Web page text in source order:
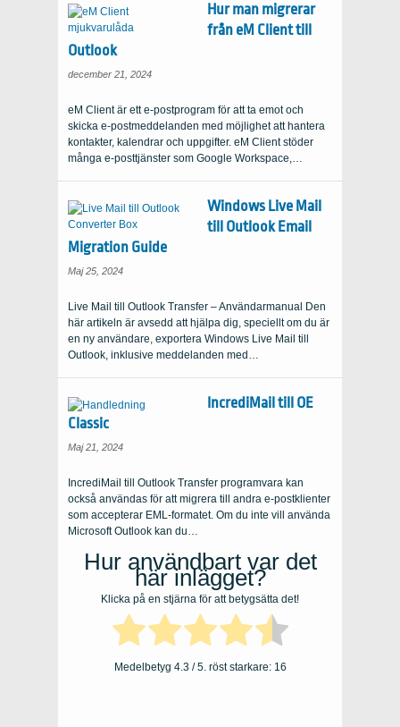
Hur man migrerar
från eM Client till
Outlook
december 21, 2024
eM Client är ett e-postprogram för att ta emot och
skicka e-postmeddelanden med möjlighet att hantera
kontakter, kalendrar och uppgifter. eM Client stöder
många e-posttjänster som Google Workspace,…
Windows Live Mail
till Outlook Email
Migration Guide
Maj 25, 2024
Live Mail till Outlook Transfer – Användarmanual Den
här artikeln är avsedd att hjälpa dig, speciellt om du är
en ny användare, exportera Windows Live Mail till
Outlook, inklusive meddelanden med…
IncrediMail till OE
Classic
Maj 21, 2024
IncrediMail till Outlook Transfer programvara kan
också användas för att migrera till andra e-postklienter
som accepterar EML-formatet. Om du inte vill använda
Microsoft Outlook kan du…
Hur användbart var det
här inlägget?
Klicka på en stjärna för att betygsätta det!
Medelbetyg 4.3 / 5. röst starkare: 16